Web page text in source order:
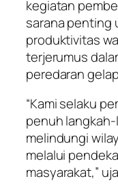
kegiatan
sarana penting
produktivitas
terjerumus
peredaran
“Kami selaku
penuh langkah-
melindungi
melalui
masyarakat,”